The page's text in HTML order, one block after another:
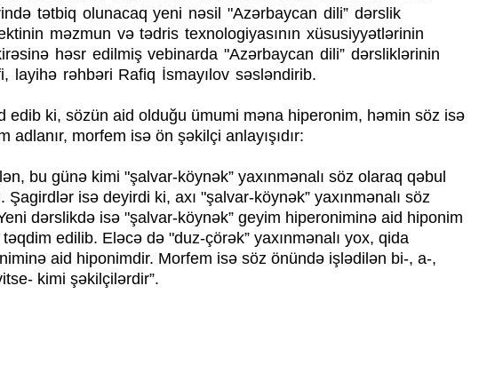
tətbiq olunacaq yeni nəsil "Azərbaycan dili” dərslik
məzmun və tədris texnologiyasının xüsusiyyətlərinin
həsr edilmiş vebinarda "Azərbaycan dili” dərsliklərinin
layihə rəhbəri Rafiq İsmayılov səsləndirib.
edib ki, sözün aid olduğu ümumi məna hiperonim, həmin söz isə
adlanır, morfem isə ön şəkilçi anlayışıdır:
bu günə kimi "şalvar-köynək” yaxınmənalı söz olaraq qəbul
Şagirdlər isə deyirdi ki, axı "şalvar-köynək” yaxınmənalı söz
dərslikdə isə "şalvar-köynək” geyim hiperoniminə aid hiponim
edilib. Eləcə də "duz-çörək” yaxınmənalı yox, qida
aid hiponimdir. Morfem isə söz önündə işlədilən bi-, a-,
kimi şəkilçilərdir”.